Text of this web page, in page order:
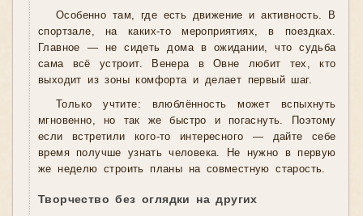
Особенно там, где есть движение и активность. В
спортзале, на каких-то мероприятиях, в поездках.
Главное — не сидеть дома в ожидании, что судьба
сама всё устроит. Венера в Овне любит тех, кто
выходит из зоны комфорта и делает первый шаг.
Только учтите: влюблённость может вспыхнуть
мгновенно, но так же быстро и погаснуть. Поэтому
если встретили кого-то интересного — дайте себе
время получше узнать человека. Не нужно в первую
же неделю строить планы на совместную старость.
Творчество без оглядки на других